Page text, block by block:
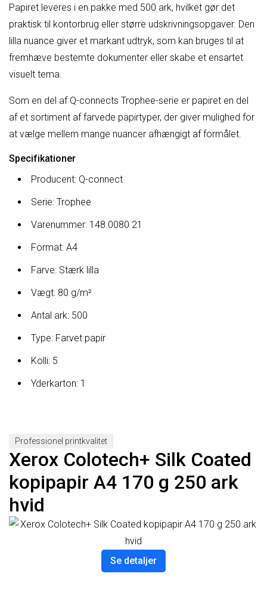
Papiret leveres i en pakke med 500 ark, hvilket gør det
praktisk til kontorbrug eller større udskrivningsopgaver. Den
lilla nuance giver et markant udtryk, som kan bruges til at
fremhæve bestemte dokumenter eller skabe et ensartet
visuelt tema.
Som en del af Q-connects Trophee-serie er papiret en del
af et sortiment af farvede papirtyper, der giver mulighed for
at vælge mellem mange nuancer afhængigt af formålet.
Specifikationer
Producent: Q-connect
Serie: Trophee
Varenummer: 148.0080 21
Format: A4
Farve: Stærk lilla
Vægt: 80 g/m²
Antal ark: 500
Type: Farvet papir
Kolli: 5
Yderkarton: 1
Professionel printkvalitet
Xerox Colotech+ Silk Coated
kopipapir A4 170 g 250 ark
hvid
Se detaljer